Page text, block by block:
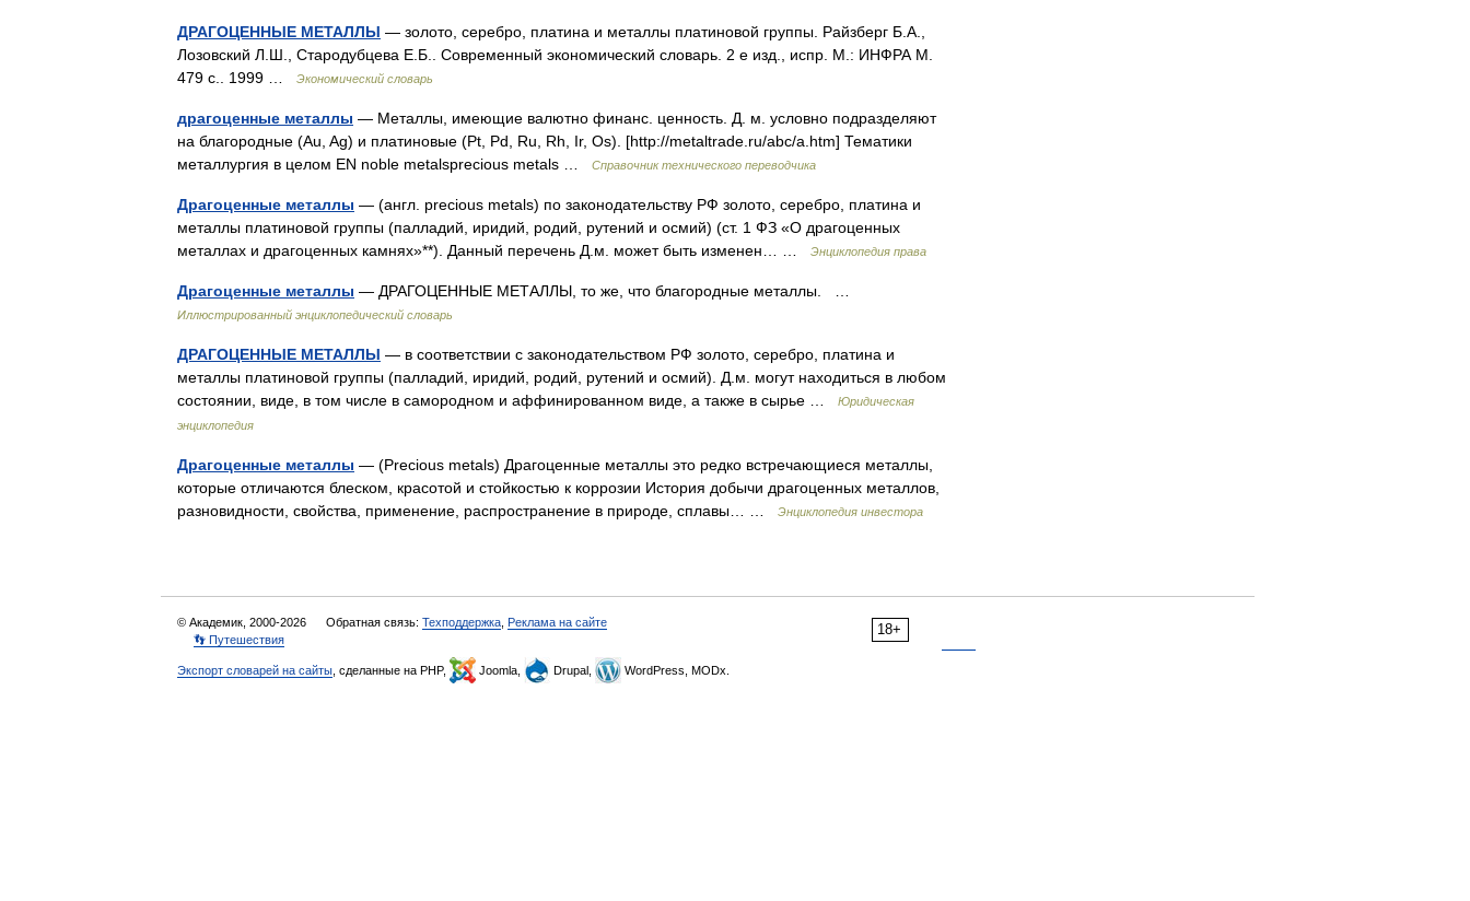
ДРАГОЦЕННЫЕ МЕТАЛЛЫ — золото, серебро, платина и металлы платиновой группы. Райзберг Б.А.,
Лозовский Л.Ш., Стародубцева Е.Б.. Современный экономический словарь. 2 е изд., испр. М.: ИНФРА М.
479 с.. 1999 …
Экономический словарь
драгоценные металлы — Металлы, имеющие валютно финанс. ценность. Д. м. условно подразделяют
на благородные (Аu, Ag) и платиновые (Pt, Pd, Ru, Rh, Ir, Os). [http://metaltrade.ru/abc/a.htm] Тематики
металлургия в целом EN noble metalsprecious metals …
Справочник технического переводчика
Драгоценные металлы — (англ. precious metals) по законодательству РФ золото, серебро, платина и
металлы платиновой группы (палладий, иридий, родий, рутений и осмий) (ст. 1 ФЗ «О драгоценных
металлах и драгоценных камнях»**). Данный перечень Д.м. может быть изменен… …
Энциклопедия права
Драгоценные металлы — ДРАГОЦЕННЫЕ МЕТАЛЛЫ, то же, что благородные металлы. …
Иллюстрированный энциклопедический словарь
ДРАГОЦЕННЫЕ МЕТАЛЛЫ — в соответствии с законодательством РФ золото, серебро, платина и
металлы платиновой группы (палладий, иридий, родий, рутений и осмий). Д.м. могут находиться в любом
состоянии, виде, в том числе в самородном и аффинированном виде, а также в сырье …
Юридическая
энциклопедия
Драгоценные металлы — (Precious metals) Драгоценные металлы это редко встречающиеся металлы,
которые отличаются блеском, красотой и стойкостью к коррозии История добычи драгоценных металлов,
разновидности, свойства, применение, распространение в природе, сплавы… …
Энциклопедия инвестора
18+
© Академик, 2000-2026 Обратная связь: Техподдержка Реклама на сайте
👣 Путешествия
Экспорт словарей на сайты , сделанные на PHP, Joomla, Drupal, WordPress, MODx.